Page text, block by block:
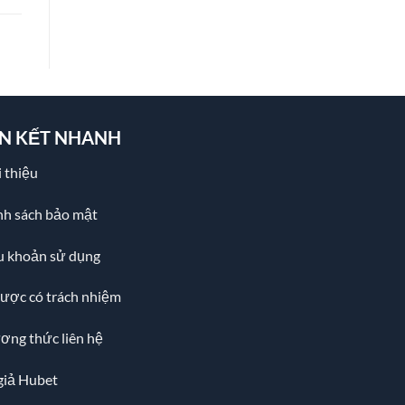
KẾT NHANH
thiệu
sách bảo mật
khoản sử dụng
có trách nhiệm
thức liên hệ
Hubet